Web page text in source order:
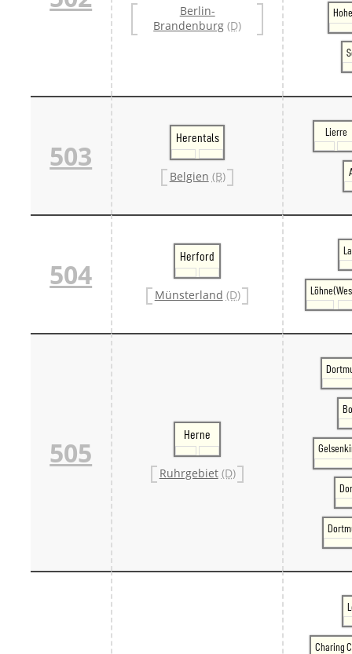
Weitere
Polen
Berlin-
Brandenburg (D)
503
Herentals
Belgien (B)
Lierre
504
Herford
Münsterland (D)
505
Herne
Ruhrgebiet (D)
Charing